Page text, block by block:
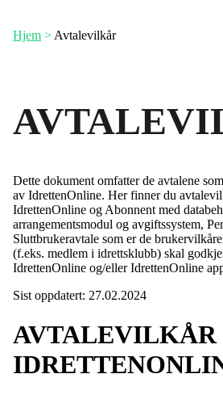
Hjem > Avtalevilkår
Dette dokument omfatter de avtalene
av IdrettenOnline. Her finner du
IdrettenOnline og Abonnent med
arrangementsmodul og avgiftssystem,
Sluttbrukeravtale som er de
(f.eks. medlem i idrettsklubb) skal
IdrettenOnline og/eller IdrettenOnline
Sist oppdatert: 27.02.2024
AVTALEVILKÅR